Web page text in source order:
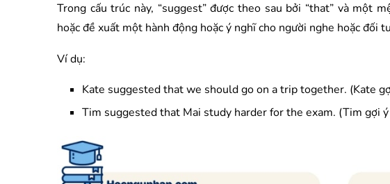
Trong cấu trúc này, “suggest” được theo sau bởi “that” và một
hoặc đề xuất một hành động hoặc ý nghĩ cho người nghe hoặc đối
Ví dụ:
Kate suggested that we should go on a trip together. (Kate
Tim suggested that Mai study harder for the exam. (Tim gợi